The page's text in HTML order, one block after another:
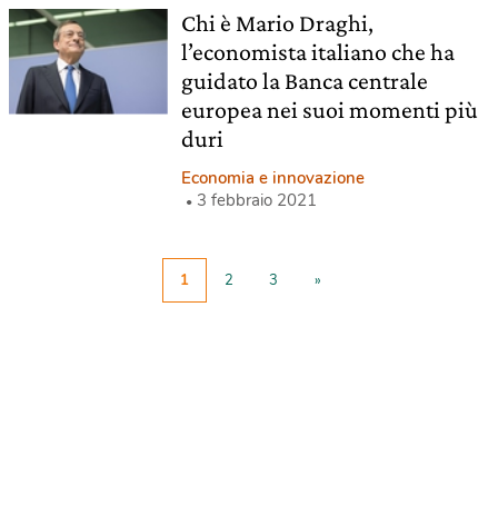
Chi è Mario Draghi,
l’economista italiano che ha
guidato la Banca centrale
europea nei suoi momenti più
duri
Economia e innovazione
3 febbraio 2021
1 2 3 »